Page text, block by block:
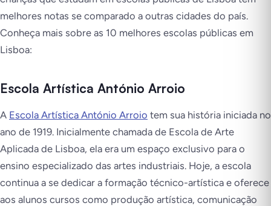
melhores notas se comparado a outras cidades do país.
Conheça mais sobre as 10 melhores escolas públicas em
Lisboa:
Escola Artística António Arroio
A Escola Artística António Arroio tem sua história iniciada no
ano de 1919. Inicialmente chamada de Escola de Arte
Aplicada de Lisboa, ela era um espaço exclusivo para o
ensino especializado das artes industriais. Hoje, a escola
continua a se dedicar a formação técnico-artística e oferece
aos alunos cursos como produção artística, comunicação